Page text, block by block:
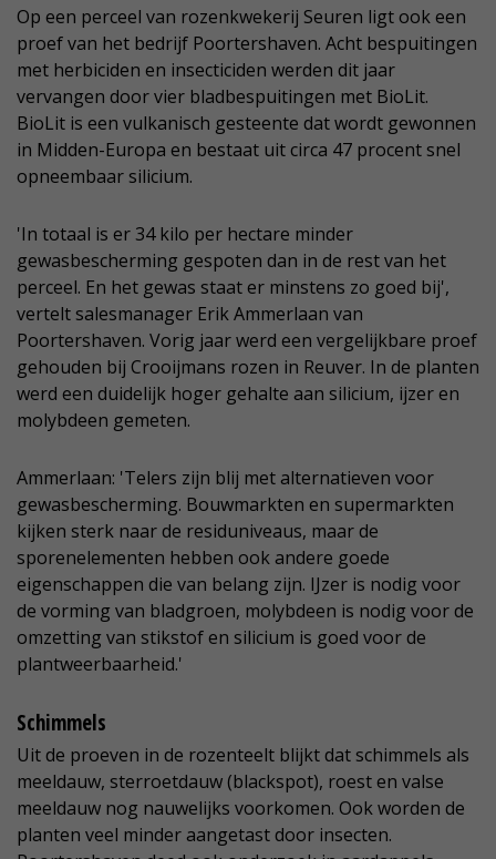
Op een perceel van rozenkwekerij Seuren ligt ook een
proef van het bedrijf Poortershaven. Acht bespuitingen
met herbiciden en insecticiden werden dit jaar
vervangen door vier bladbespuitingen met BioLit.
BioLit is een vulkanisch gesteente dat wordt gewonnen
in Midden-Europa en bestaat uit circa 47 procent snel
opneembaar silicium.
'In totaal is er 34 kilo per hectare minder
gewasbescherming gespoten dan in de rest van het
perceel. En het gewas staat er minstens zo goed bij',
vertelt salesmanager Erik Ammerlaan van
Poortershaven. Vorig jaar werd een vergelijkbare proef
gehouden bij Crooijmans rozen in Reuver. In de planten
werd een duidelijk hoger gehalte aan silicium, ijzer en
molybdeen gemeten.
Ammerlaan: 'Telers zijn blij met alternatieven voor
gewasbescherming. Bouwmarkten en supermarkten
kijken sterk naar de residuniveaus, maar de
sporenelementen hebben ook andere goede
eigenschappen die van belang zijn. IJzer is nodig voor
de vorming van bladgroen, molybdeen is nodig voor de
omzetting van stikstof en silicium is goed voor de
plantweerbaarheid.'
Schimmels
Uit de proeven in de rozenteelt blijkt dat schimmels als
meeldauw, sterroetdauw (blackspot), roest en valse
meeldauw nog nauwelijks voorkomen. Ook worden de
planten veel minder aangetast door insecten.